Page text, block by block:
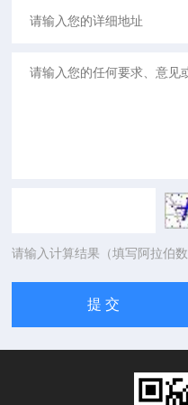
请输入计算结果（填写阿拉伯